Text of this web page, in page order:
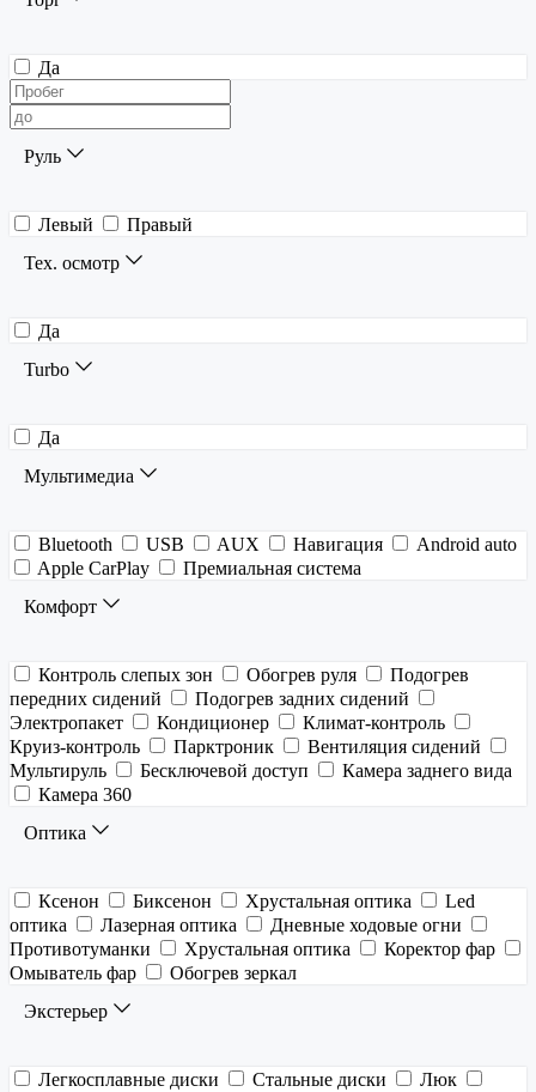
Да
Руль
Левый
Правый
Тех. осмотр
Да
Turbo
Да
Мультимедиа
Bluetooth USB AUX Навигация
Android auto
Apple CarPlay
Премиальная система
Комфорт
Контроль слепых зон Обогрев руля
Подогрев
передних сидений
Подогрев задних сидений
Электропакет
Кондиционер
Климат-контроль
Круиз-контроль
Парктроник
Вентиляция сидений
Мультируль
Бесключевой доступ
Камера заднего вида
Камера 360
Оптика
Ксенон Биксенон Хрустальная оптика
Led
оптика
Лазерная оптика
Дневные ходовые огни
Противотуманки
Хрустальная оптика
Коректор фар
Омыватель фар
Обогрев зеркал
Экстерьер
Легкосплавные диски Стальные диски
Люк